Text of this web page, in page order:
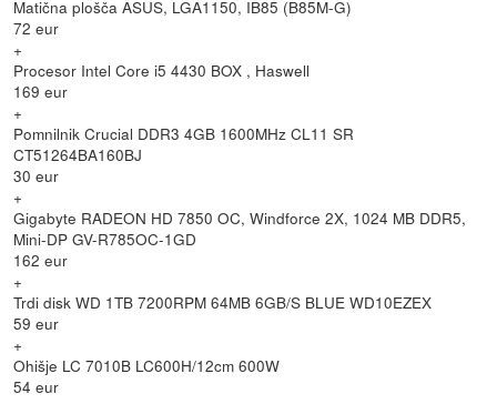
Matična plošča ASUS, LGA1150, IB85 (B85M-G)
72 eur
+
Procesor Intel Core i5 4430 BOX , Haswell
169 eur
+
Pomnilnik Crucial DDR3 4GB 1600MHz CL11 SR
CT51264BA160BJ
30 eur
+
Gigabyte RADEON HD 7850 OC, Windforce 2X, 1024 MB DDR5,
Mini-DP GV-R785OC-1GD
162 eur
+
Trdi disk WD 1TB 7200RPM 64MB 6GB/S BLUE WD10EZEX
59 eur
+
Ohišje LC 7010B LC600H/12cm 600W
54 eur